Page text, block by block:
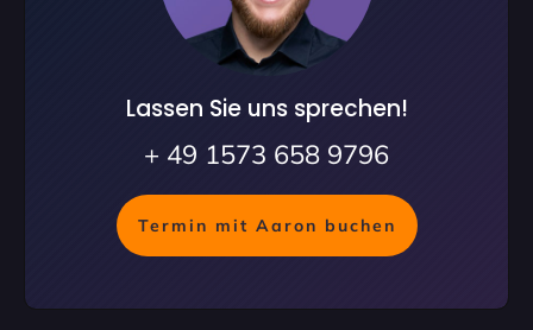
Lassen Sie uns sprechen!
+ 49 1573 658 9796
Termin mit Aaron buchen